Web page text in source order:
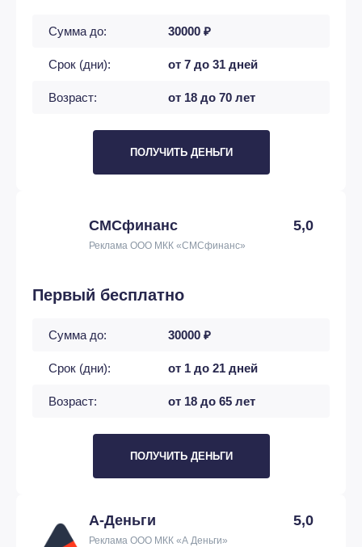
Сумма до: 30000 ₽
Срок (дни): от 7 до 31 дней
Возраст: от 18 до 70 лет
ПОЛУЧИТЬ ДЕНЬГИ
СМСфинанс 5,0
Реклама ООО МКК «СМСфинанс»
Первый бесплатно
Сумма до: 30000 ₽
Срок (дни): от 1 до 21 дней
Возраст: от 18 до 65 лет
ПОЛУЧИТЬ ДЕНЬГИ
А-Деньги 5,0
Реклама ООО МКК «А Деньги»